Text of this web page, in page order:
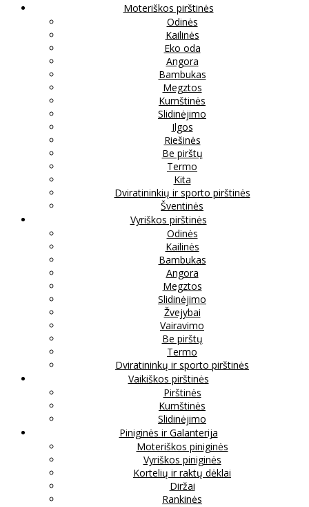
Moteriškos pirštinės
Odinės
Kailinės
Eko oda
Angora
Bambukas
Megztos
Kumštinės
Slidinėjimo
Ilgos
Riešinės
Be pirštų
Termo
Kita
Dviratininkių ir sporto pirštinės
Šventinės
Vyriškos pirštinės
Odinės
Kailinės
Bambukas
Angora
Megztos
Slidinėjimo
Žvejybai
Vairavimo
Be pirštų
Termo
Dviratininkų ir sporto pirštinės
Vaikiškos pirštinės
Pirštinės
Kumštinės
Slidinėjimo
Piniginės ir Galanterija
Moteriškos piniginės
Vyriškos piniginės
Kortelių ir raktų dėklai
Diržai
Rankinės